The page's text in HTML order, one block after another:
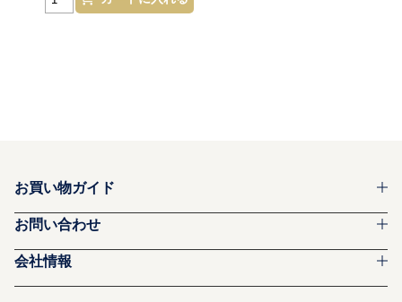
お買い物ガイド
お問い合わせ
会社情報